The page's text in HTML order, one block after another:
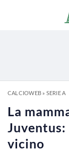
CALCIOWEB» SERIE A
La
vicino